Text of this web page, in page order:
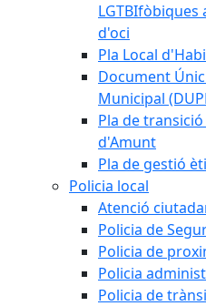
LGTBIfòbiques
d'oci
Pla Local
Document
Municipal
Pla de
d'Amunt
Pla de gestió
Policia local
Atenció
Policia de
Policia de
Policia
Policia de